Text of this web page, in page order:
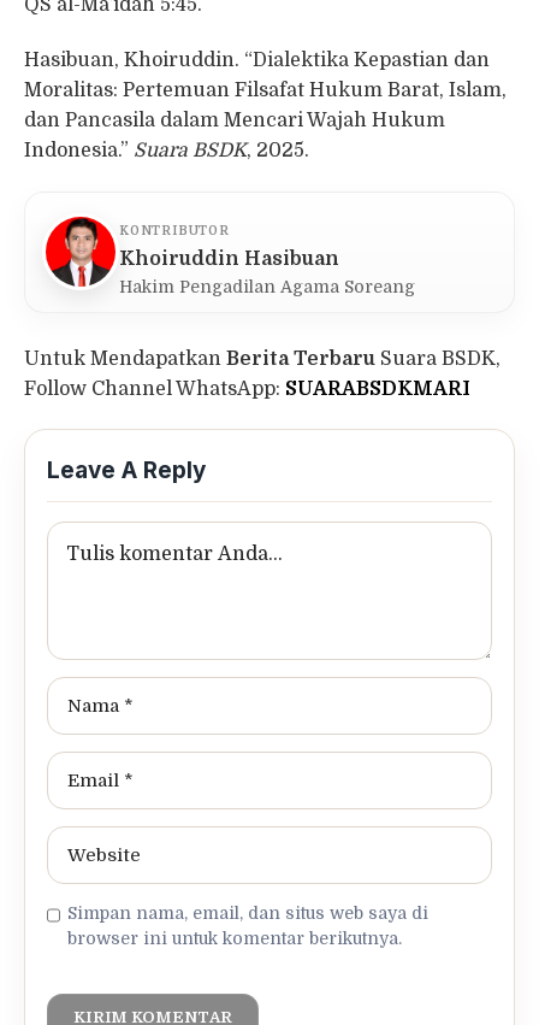
QS al-Mā’idah 5:45.
Hasibuan, Khoiruddin. “Dialektika Kepastian dan
Moralitas: Pertemuan Filsafat Hukum Barat, Islam,
dan Pancasila dalam Mencari Wajah Hukum
Indonesia.” Suara BSDK, 2025.
KONTRIBUTOR
Khoiruddin Hasibuan
Hakim Pengadilan Agama Soreang
Untuk Mendapatkan Berita Terbaru Suara BSDK,
Follow Channel WhatsApp: SUARABSDKMARI
Leave A Reply
Simpan nama, email, dan situs web saya di
browser ini untuk komentar berikutnya.